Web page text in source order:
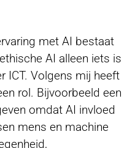
met AI bestaat
AI alleen iets is
ICT. Volgens mij heeft
rol. Bijvoorbeeld een
omdat AI invloed
mens en machine